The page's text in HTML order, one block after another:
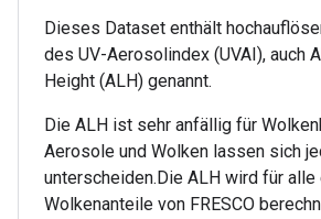
Dieses Dataset enthält
des UV-Aerosolindex (UVAI), auch
Height (ALH) genannt.
Die ALH ist sehr anfällig für
Aerosole und Wolken lassen sich
unterscheiden.Die ALH wird für
Wolkenanteile von FRESCO